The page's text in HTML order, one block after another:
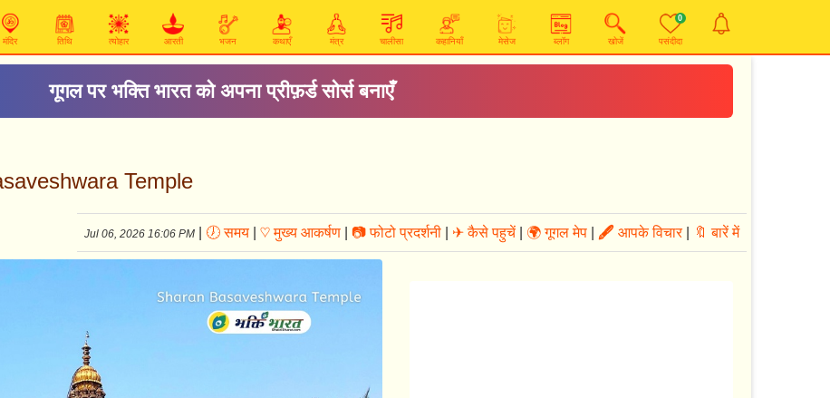
मंदिर तिथि त्योहार आरती भजन कथाएँ मंत्र चालीसा कहानियाँ मेसेज ब्लॉग खोजें
0
पसंदीदा
गूगल पर भक्ति भारत को अपना प्रीफ़र्ड सोर्स बनाएँ
Temple
Jul 06, 2026 16:06 PM 🕖 समय ♡ मुख्य आकर्षण 📷 फोटो प्रदर्शनी ✈ कैसे पहुचें 🌍 गूगल मेप 🖋 आपके विचार| 🔖 बारें में